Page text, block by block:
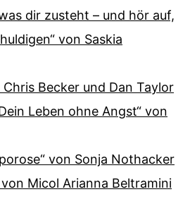
dir zusteht – und hör auf,
von Saskia
Chris Becker und Dan Taylor
Leben ohne Angst“ von
von Sonja Nothacker
Micol Arianna Beltramini